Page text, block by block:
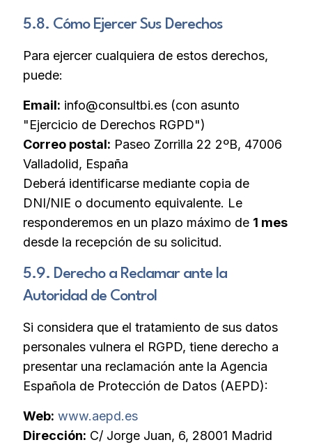
5.8. Cómo Ejercer Sus Derechos
Para ejercer cualquiera de estos derechos,
puede:
Email: info@consultbi.es (con asunto
"Ejercicio de Derechos RGPD")
Correo postal: Paseo Zorrilla 22 2ºB, 47006
Valladolid, España
Deberá identificarse mediante copia de
DNI/NIE o documento equivalente. Le
responderemos en un plazo máximo de 1 mes
desde la recepción de su solicitud.
5.9. Derecho a Reclamar ante la
Autoridad de Control
Si considera que el tratamiento de sus datos
personales vulnera el RGPD, tiene derecho a
presentar una reclamación ante la Agencia
Española de Protección de Datos (AEPD):
Web: www.aepd.es
Dirección: C/ Jorge Juan, 6, 28001 Madrid